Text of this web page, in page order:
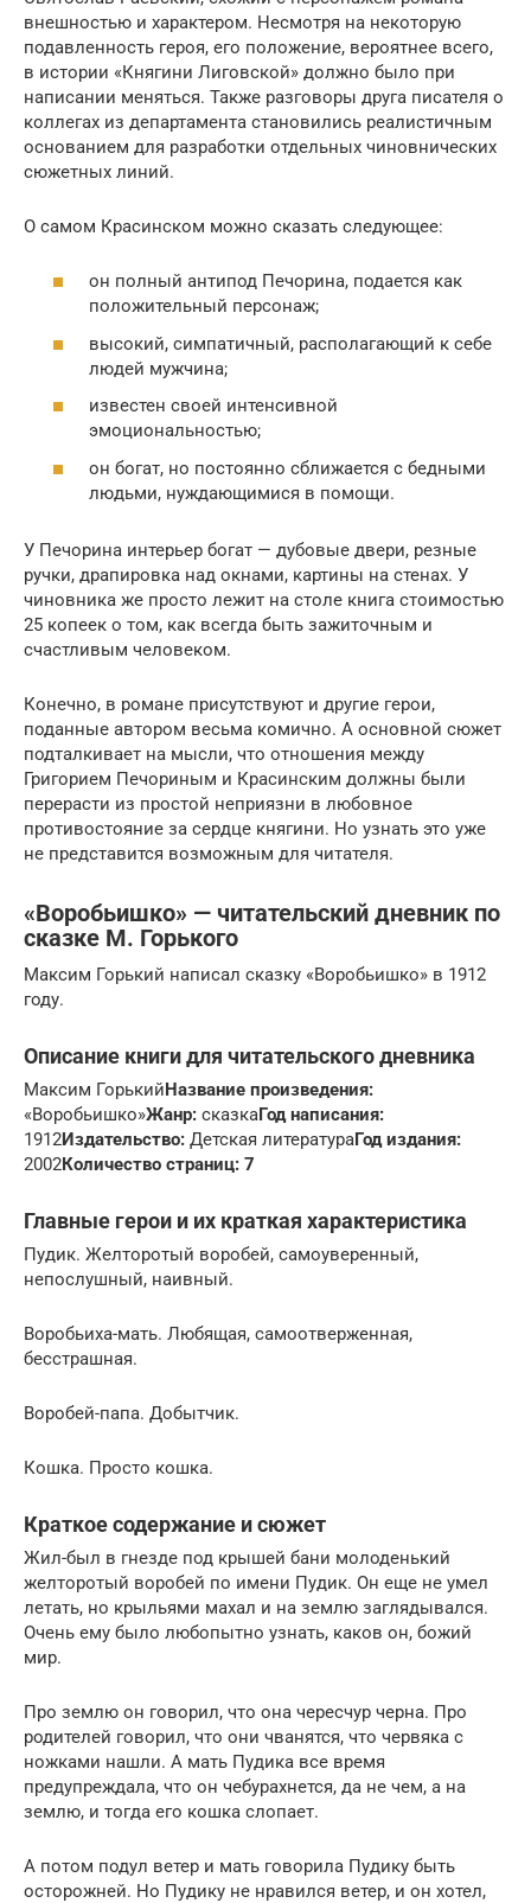
внешностью и характером. Несмотря на некоторую
подавленность героя, его положение, вероятнее всего,
в истории «Княгини Лиговской» должно было при
написании меняться. Также разговоры друга писателя о
коллегах из департамента становились реалистичным
основанием для разработки отдельных чиновнических
сюжетных линий.
О самом Красинском можно сказать следующее:
он полный антипод Печорина, подается как
положительный персонаж;
высокий, симпатичный, располагающий к себе
людей мужчина;
известен своей интенсивной
эмоциональностью;
он богат, но постоянно сближается с бедными
людьми, нуждающимися в помощи.
У Печорина интерьер богат — дубовые двери, резные
ручки, драпировка над окнами, картины на стенах. У
чиновника же просто лежит на столе книга стоимостью
25 копеек о том, как всегда быть зажиточным и
счастливым человеком.
Конечно, в романе присутствуют и другие герои,
поданные автором весьма комично. А основной сюжет
подталкивает на мысли, что отношения между
Григорием Печориным и Красинским должны были
перерасти из простой неприязни в любовное
противостояние за сердце княгини. Но узнать это уже
не представится возможным для читателя.
«Воробьишко» — читательский дневник по
сказке М. Горького
Максим Горький написал сказку «Воробьишко» в 1912
году.
Описание книги для читательского дневника
Максим ГорькийНазвание произведения:
«Воробьишко»Жанр: сказкаГод написания:
1912Издательство: Детская литератураГод издания:
2002Количество страниц: 7
Главные герои и их краткая характеристика
Пудик. Желторотый воробей, самоуверенный,
непослушный, наивный.
Воробьиха-мать. Любящая, самоотверженная,
бесстрашная.
Воробей-папа. Добытчик.
Кошка. Просто кошка.
Краткое содержание и сюжет
Жил-был в гнезде под крышей бани молоденький
желторотый воробей по имени Пудик. Он еще не умел
летать, но крыльями махал и на землю заглядывался.
Очень ему было любопытно узнать, каков он, божий
мир.
Про землю он говорил, что она чересчур черна. Про
родителей говорил, что они чванятся, что червяка с
ножками нашли. А мать Пудика все время
предупреждала, что он чебурахнется, да не чем, а на
землю, и тогда его кошка слопает.
А потом подул ветер и мать говорила Пудику быть
осторожней. Но Пудику не нравился ветер, и он хотел,